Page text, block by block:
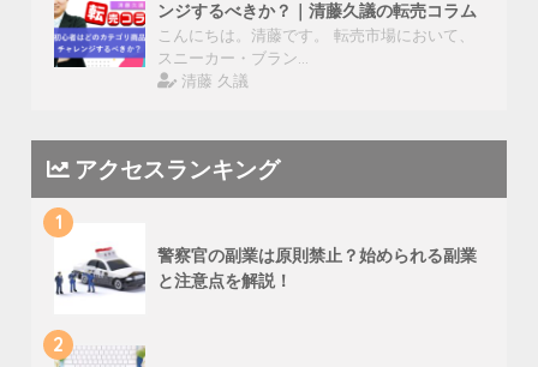
ンジするべきか？｜清藤久議の転売コラム
こんにちは。清藤です。 転売市場において、
スニーカー・ブラン…
清藤 久議
アクセスランキング
1
警察官の副業は原則禁止？始められる副業
と注意点を解説！
2